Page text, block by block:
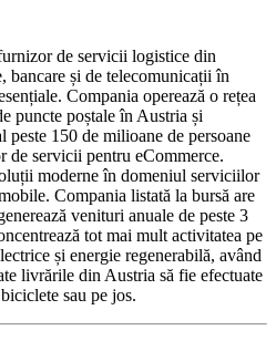
de servicii logistice din
bancare și de telecomunicații în
Compania operează o rețea
puncte poștale în Austria și
peste 150 de milioane de persoane
de servicii pentru eCommerce.
moderne în domeniul serviciilor
Compania listată la bursă are
venituri anuale de peste 3
tot mai mult activitatea pe
și energie regenerabilă, având
livrările din Austria să fie efectuate
sau pe jos.